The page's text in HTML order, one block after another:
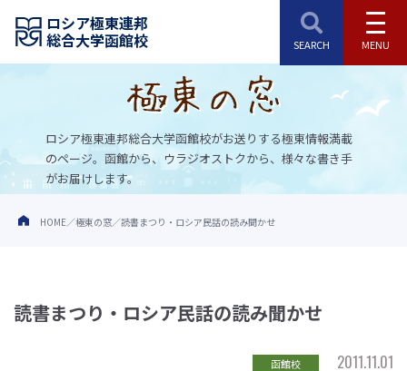
ロシア極東連邦
総合大学函館校
ロシア極東連邦総合大学函館校がお送りする極東情報満載
のページ。 函館から、ウラジオストクから、様々な書き手
がお届けします。
HOME 極東の窓 読書まつり・ロシア民話の読み聞かせ
読書まつり・ロシア民話の読み聞かせ
函館校
2011.11.01